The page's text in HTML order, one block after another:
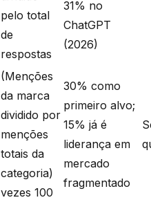
pelo total
de
respostas
31% no
ChatGPT
(2026)
(Menções
da marca
dividido por
menções
totais da
categoria)
vezes 100
30% como
primeiro alvo;
15% já é
liderança em
mercado
fragmentado